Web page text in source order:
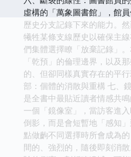
虛構的「萬象圖書館」，館
歷史分支記錄下來的能力。
犧牲某條支線歷史以確保主
們集體選擇瞭「放棄記錄」
「乾預」的倫理邊界，以及
的、但卻同樣真實存在的平
部：個體的消散與重構 七、
是全書中最貼近讀者情感共
一個「鏡像室」，當訪客進
倒影，而是會短暫地「感知
點做齣不同選擇時所會成為
間的、強烈的，隨後即刻消